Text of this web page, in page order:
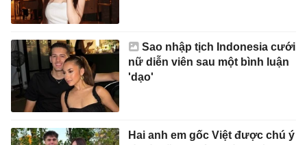
Sao nhập tịch Indonesia cưới
nữ diễn viên sau một bình luận
'dạo'
Hai anh em gốc Việt được chú ý